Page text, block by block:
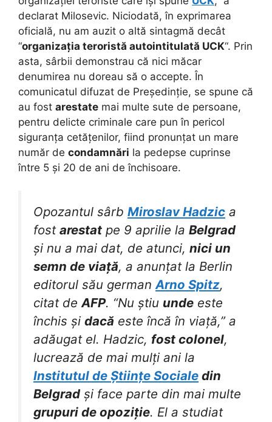
declarat Milosevic. Niciodată, în exprimarea
oficială, nu am auzit o altă sintagmă decât
“organizația teroristă autointitulată UCK“. Prin
asta, sârbii demonstrau că nici măcar
denumirea nu doreau să o accepte. În
comunicatul difuzat de Președinție, se spune că
au fost arestate mai multe sute de persoane,
pentru delicte criminale care pun în pericol
siguranța cetățenilor, fiind pronunțat un mare
număr de condamnări la pedepse cuprinse
între 5 și 20 de ani de închisoare.
Opozantul sârb Miroslav Hadzic a
fost arestat pe 9 aprilie la Belgrad
și nu a mai dat, de atunci, nici un
semn de viață, a anunțat la Berlin
editorul său germanArno Spitz,
citat deAFP. “Nu știu unde este
închis și dacă este încă în viață,” a
adăugat el. Hadzic, fost colonel,
lucrează de mai mulți ani la
Institutul de Științe Sociale din
Belgradși face parte din mai multe
grupuri de opoziție. El a studiat